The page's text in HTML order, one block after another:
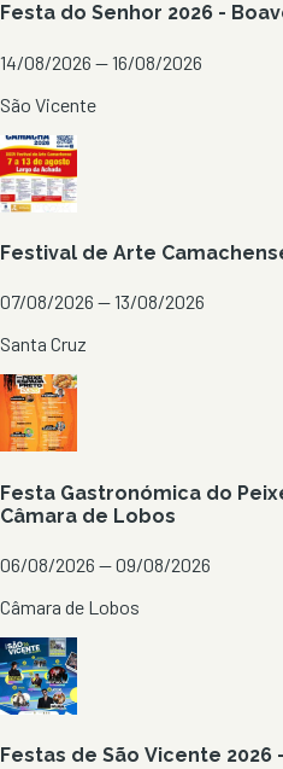
Festa do Senhor 2026 -
14/08/2026 — 16/08/2026
São Vicente
Festival de Arte
07/08/2026 — 13/08/2026
Santa Cruz
Festa Gastronómica do
Câmara de Lobos
06/08/2026 — 09/08/2026
Câmara de Lobos
Festas de São Vicente 2026